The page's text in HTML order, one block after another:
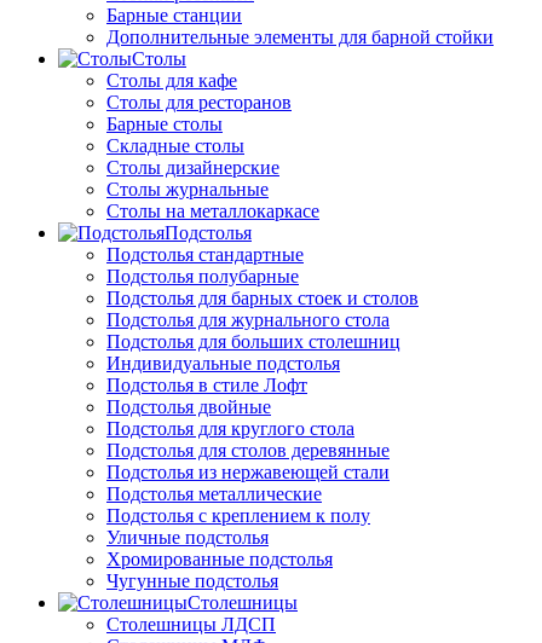
Барные станции
Дополнительные элементы для барной стойки
Столы
Столы для кафе
Столы для ресторанов
Барные столы
Складные столы
Столы дизайнерские
Столы журнальные
Столы на металлокаркасе
Подстолья
Подстолья стандартные
Подстолья полубарные
Подстолья для барных стоек и столов
Подстолья для журнального стола
Подстолья для больших столешниц
Индивидуальные подстолья
Подстолья в стиле Лофт
Подстолья двойные
Подстолья для круглого стола
Подстолья для столов деревянные
Подстолья из нержавеющей стали
Подстолья металлические
Подстолья с креплением к полу
Уличные подстолья
Хромированные подстолья
Чугунные подстолья
Столешницы
Столешницы ЛДСП